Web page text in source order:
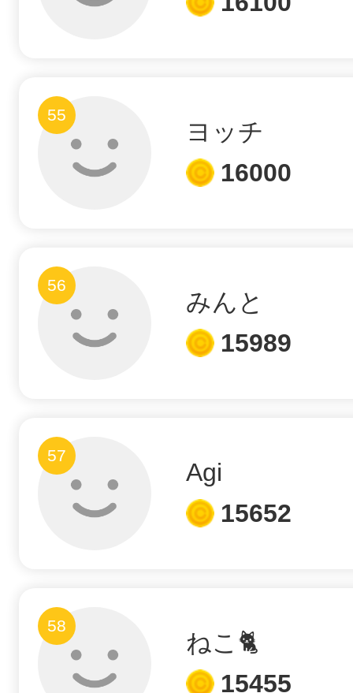
55
ヨッチ
16000
56
みんと
15989
57
Agi
15652
58
ねこ🐈
15455